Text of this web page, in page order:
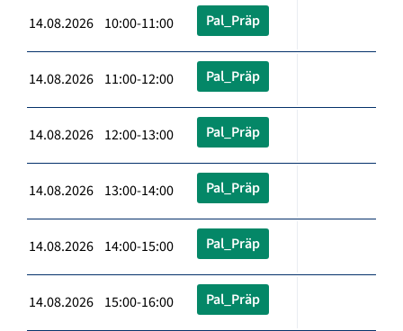
14.08.2026 10:00-11:00 Pal_Präp
14.08.2026 11:00-12:00 Pal_Präp
14.08.2026 12:00-13:00 Pal_Präp
14.08.2026 13:00-14:00 Pal_Präp
14.08.2026 14:00-15:00 Pal_Präp
14.08.2026 15:00-16:00 Pal_Präp